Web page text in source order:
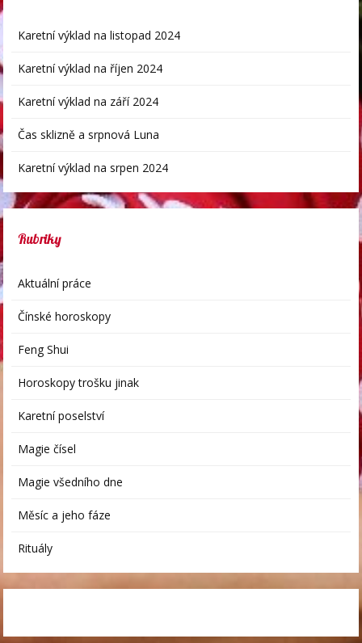
Karetní výklad na listopad 2024
Karetní výklad na říjen 2024
Karetní výklad na září 2024
Čas sklizně a srpnová Luna
Karetní výklad na srpen 2024
Rubriky
Aktuální práce
Čínské horoskopy
Feng Shui
Horoskopy trošku jinak
Karetní poselství
Magie čísel
Magie všedního dne
Měsíc a jeho fáze
Rituály